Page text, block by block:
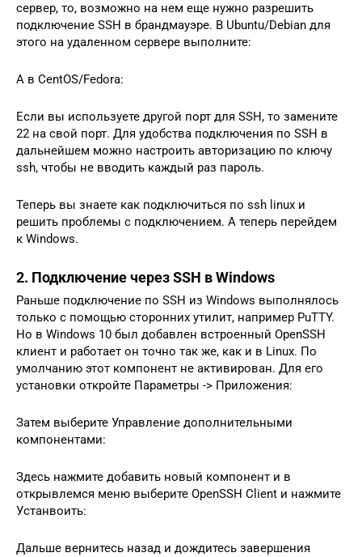
сервер, то, возможно на нем еще нужно разрешить
подключение SSH в брандмауэре. В Ubuntu/Debian для
этого на удаленном сервере выполните:
А в CentOS/Fedora:
Если вы используете другой порт для SSH, то замените
22 на свой порт. Для удобства подключения по SSH в
дальнейшем можно настроить авторизацию по ключу
ssh, чтобы не вводить каждый раз пароль.
Теперь вы знаете как подключиться по ssh linux и
решить проблемы с подключением. А теперь перейдем
к Windows.
2. Подключение через SSH в Windows
Раньше подключение по SSH из Windows выполнялось
только с помощью сторонних утилит, например PuTTY.
Но в Windows 10 был добавлен встроенный OpenSSH
клиент и работает он точно так же, как и в Linux. По
умолчанию этот компонент не активирован. Для его
установки откройте Параметры -> Приложения:
Затем выберите Управление дополнительными
компонентами:
Здесь нажмите добавить новый компонент и в
открывлемся меню выберите OpenSSH Client и нажмите
Устанвоить:
Дальше вернитесь назад и дождитесь завершения